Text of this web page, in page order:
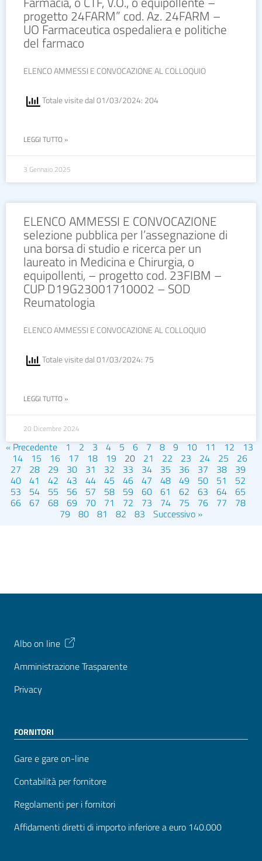
progetto 24FARM” cod. Az. 24FARM –
UO Farmaceutica ospedaliera e politiche
del farmaco
ELENCO AMMESSI E CONVOCAZIONE AL COLLOQUIO
Totale visite dal 01/03/2024: 204
LEGGI TUTTO »
3 Gennaio 2025
ELENCO AMMESSI E CONVOCAZIONE
selezione pubblica per l’assegnazione di
una borsa di studio e ricerca per un
laureato in Medicina e Chirurgia, o
equipollenti, – progetto cod. 23FIBM –
CUP D19G23001710002 – SOD
Reumatologia
ELENCO AMMESSI E CONVOCAZIONE AL COLLOQUIO
Totale visite dal 01/03/2024: 75
LEGGI TUTTO »
20 Dicembre 2024
« Precedente 1 2 3 4 5 6 7 8 9 10 11 12 13
14 15 16 17 18 19 20 21 22 23 24 25 26
27 28 29 30 31 32 33 34 35 36 37 38 39
40 41 42 43 44 45 46 47 48 49 50 51 52
53 54 55 56 57 58 59 60 61 62 63 64 65
66 67 68 69 70 71 72 73 74 75 76 77 78
79 80 81 82 83 Successivo »
Albo on line
Amministrazione Trasparente
Privacy
FORNITORI
Gare e gare on-line
Contabilità per fornitore
Regolamenti per i fornitori
Affidamenti diretti di importo inferiore a euro 140.000